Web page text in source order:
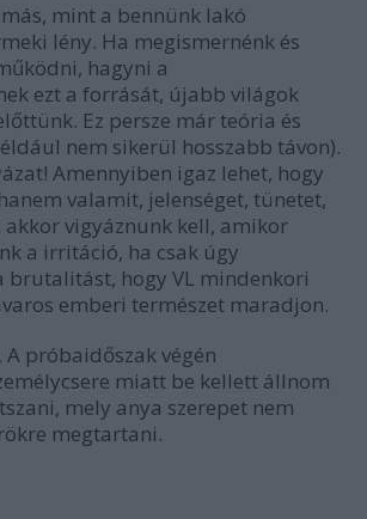
mint a bennünk lakó
lény. Ha megismernénk és
hagyni a
ezt a forrását, újabb világok
Ez persze már teória és
nem sikerül hosszabb távon).
Amennyiben igaz lehet, hogy
valamit, jelenséget, tünetet,
vigyáznunk kell, amikor
a irritáció, ha csak úgy
brutalitást, hogy VL mindenkori
emberi természet maradjon.
próbaidőszak végén
miatt be kellett állnom
mely anya szerepet nem
megtartani.